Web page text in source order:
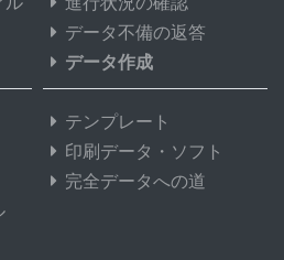
データ不備の返答
データ作成
テンプレート
印刷データ・ソフト
完全データへの道